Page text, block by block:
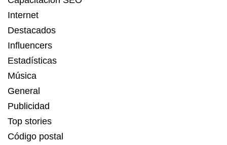
Internet
Destacados
Influencers
Estadísticas
Música
General
Publicidad
Top stories
Código postal